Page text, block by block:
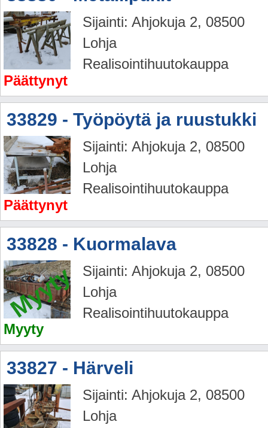
Sijainti: Ahjokuja 2, 08500
Lohja
Realisointihuutokauppa
Päättynyt
33829 - Työpöytä ja ruustukki
Sijainti: Ahjokuja 2, 08500
Lohja
Realisointihuutokauppa
Päättynyt
33828 - Kuormalava
Myyty
Sijainti: Ahjokuja 2, 08500
Lohja
Realisointihuutokauppa
Myyty
33827 - Härveli
Sijainti: Ahjokuja 2, 08500
Lohja